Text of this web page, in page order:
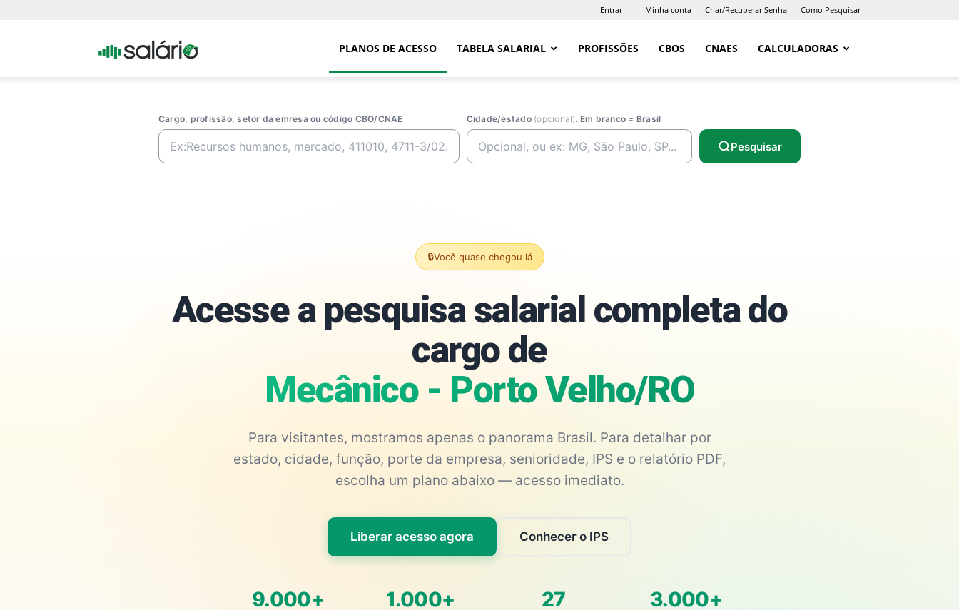
Entrar Minha conta Criar/Recuperar Senha Como Pesquisar
Portal PLANOS DE ACESSO TABELA SALARIAL PROFISSÕES CBOS CNAES CALCULADORAS
Cargo, profissão, setor da emresa ou código CBO/CNAE Cidade/estado (opcional). Em branco = Brasil
Pesquisar
🔒Você quase chegou lá
Acesse a pesquisa salarial completa do
cargo de
Mecânico - Porto Velho/RO
Para visitantes, mostramos apenas o panorama Brasil. Para detalhar por
estado, cidade, função, porte da empresa, senioridade, IPS e o relatório PDF,
escolha um plano abaixo — acesso imediato.
Liberar acesso agora Conhecer o IPS
9.000+ 1.000+ 27 3.000+